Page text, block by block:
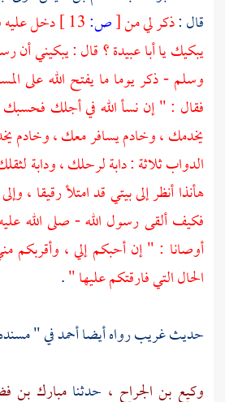
قال :ذكر لي من[ص:
دخل عليه
يبكيك ياأبا عبيدة؟ قال : يبكيني أن
وسلم - ذكر يوما ما يفتح الله على
فقال : " إن نسأ الله في أجلك فحسبك
يخدمك ، وخادم يسافر معك ، وخادم
الدواب ثلاثة : دابة لرحلك ، ودابة
هأنذا أنظر إلى بيتي قد امتلأ رقيقا ،
فكيف ألقى رسول الله - صلى الله
أوصانا : " إن أحبكم إلي ، وأقربكم
الحال التي فارقتكم عليها ".
حديث غريب رواه أيضاأحمدفي "
وكيع بن الجراح ، حدثنامبارك بن